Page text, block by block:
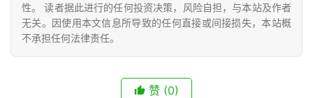
产
业
链
性。 读者据此进行的任何投资决策，风险自担，与本站及作者
无关。因使用本文信息所导致的任何直接或间接损失，本站概
不承担任何法律责任。
赞 (0)